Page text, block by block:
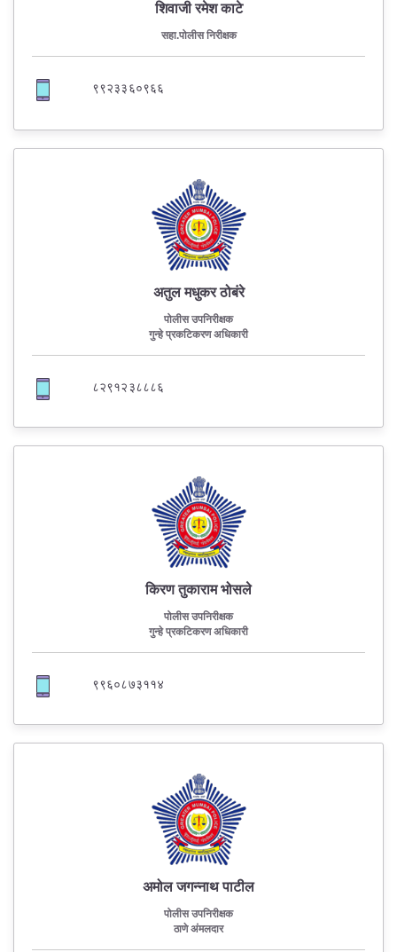
शिवाजी रमेश काटे
सहा.पोलीस निरीक्षक
९९२३३६०९६६
अतुल मधुकर ठोबंरे
पोलीस उपनिरीक्षक
गुन्हे प्रकटिकरण अधिकारी
८२९१२३८८८६
किरण तुकाराम भोसले
पोलीस उपनिरीक्षक
गुन्हे प्रकटिकरण अधिकारी
९९६०८७३११४
अमोल जगन्नाथ पाटील
पोलीस उपनिरीक्षक
ठाणे अंमलदार